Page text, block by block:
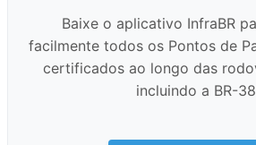
Baixe o aplicativo InfraBR
facilmente todos os Pontos de
certificados ao longo das
incluindo a BR-